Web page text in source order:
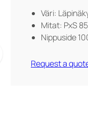
Väri:
Mitat: PxS
Nippuside
Request a